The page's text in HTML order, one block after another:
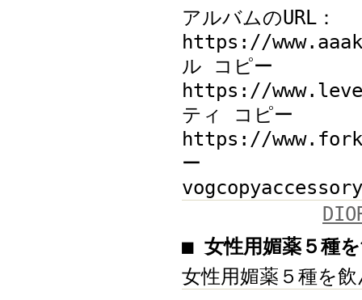
アルバムのURL：
https://
ル コピー
https://
ティ コピー
https://
ー
■ 女性用媚薬５種
女性用媚薬５種を